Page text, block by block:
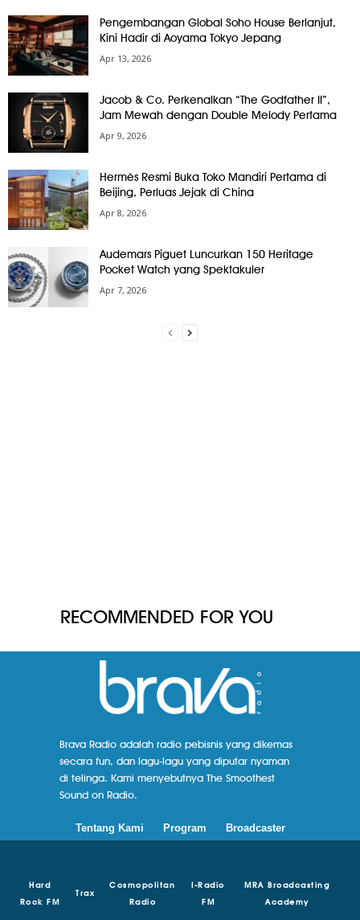
Pengembangan Global Soho House Berlanjut,
Kini Hadir di Aoyama Tokyo Jepang
Apr 13, 2026
Jacob & Co. Perkenalkan “The Godfather II”,
Jam Mewah dengan Double Melody Pertama
Apr 9, 2026
Hermès Resmi Buka Toko Mandiri Pertama di
Beijing, Perluas Jejak di China
Apr 8, 2026
Audemars Piguet Luncurkan 150 Heritage
Pocket Watch yang Spektakuler
Apr 7, 2026
RECOMMENDED FOR YOU
Brava Radio adalah radio pebisnis yang dikemas
secara fun, dan lagu-lagu yang diputar nyaman
di telinga. Kami menyebutnya The Smoothest
Sound on Radio.
Tentang Kami Program Broadcaster
Hard
Rock FM
Trax
Cosmopolitan
Radio
I-Radio
FM
MRA Broadcasting
Academy